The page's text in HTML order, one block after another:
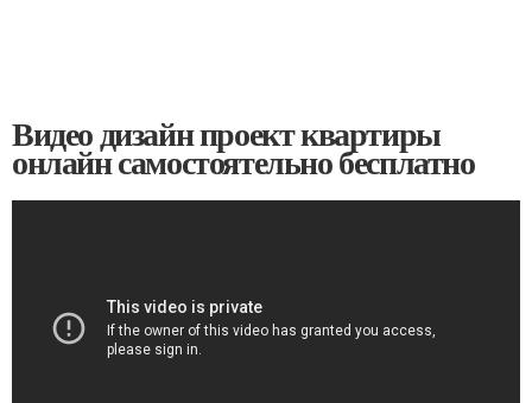
Видео дизайн проект квартиры
онлайн самостоятельно бесплатно